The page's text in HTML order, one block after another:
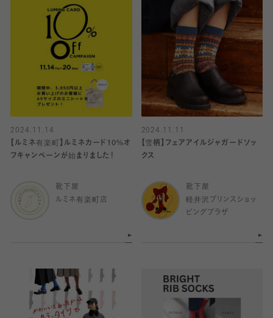
2024.11.14
【ルミネ有楽町】ルミネカード10%オ
フキャンペーンが始まりました！
靴下屋
ルミネ有楽町店
2024.11.11
【雪柄】フェアアイルジャガードソッ
クス
靴下屋
軽井沢プリンスショッ
ピングプラザ